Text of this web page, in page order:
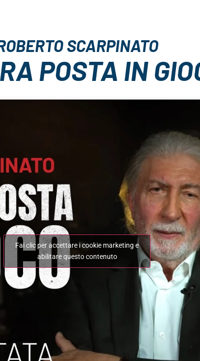
SCARPINATO
POSTA IN
Fai clic per accettare i cookie marketing e
abilitare questo contenuto